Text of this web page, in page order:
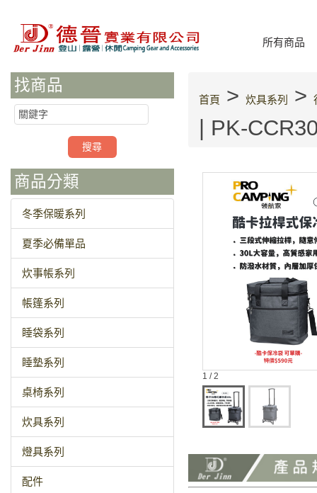
所有商品
找商品
商品分類
冬季保暖系列
夏季必備單品
炊事帳系列
帳篷系列
睡袋系列
睡墊系列
桌椅系列
炊具系列
燈具系列
配件
首頁 > 炊具系列 >
| PK-
1 / 2